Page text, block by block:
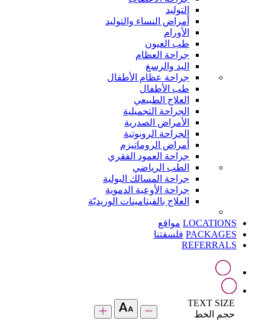
التوليد
أمراض النساء والتوليد
الأورام
طب العيون
جراحة العظام
اليد والرسغ
جراحة عظام الأطفال
طب الأطفال
العلاج الطبيعي
الجراحة التجميلية
الأمراض الصدرية
الجراحة الروبوتية
أمراض الروماتيزم
جراحة العمود الفقري
الطب الرياضي
جراحة المسالك البولية
جراحة الأوعية الدموية
العلاج بالفيتامينات الوريديّة
LOCATIONS مواقع
PACKAGES فلسفتنا
REFERRALS
TEXT SIZE
حجم الخط